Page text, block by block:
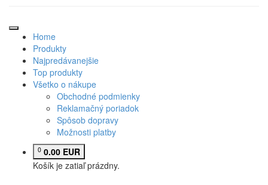
Home
Produkty
Najpredávanejšie
Top produkty
Všetko o nákupe
Obchodné podmienky
Reklamačný poriadok
Spôsob dopravy
Možnosti platby
0 0.00 EUR
Košík je zatiaľ prázdny.